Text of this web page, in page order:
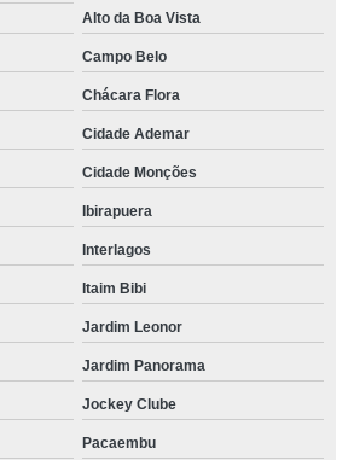
Alto da Boa Vista
Campo Belo
Chácara Flora
Cidade Ademar
Cidade Monções
Ibirapuera
Interlagos
Itaim Bibi
Jardim Leonor
Jardim Panorama
Jockey Clube
Pacaembu